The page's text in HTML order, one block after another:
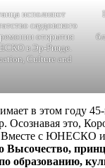
исполняют
саудовского
открытия
в Эр-Рияде.
Culture and
в этом году
это,
с ЮНЕСКО и
Высочество,
образованию,